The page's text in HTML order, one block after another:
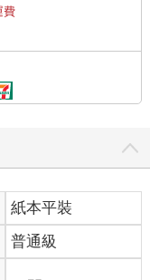
在職業生涯結束之前
。儘管一直逆時代的
在他主持修建的近五
然屹立，這個數字稍
已完成和未實際建造
設計的獨門獨戶家庭
避開設計家居這種盈
個農莊，位於麥迪森
及羅德島居住過一段
時候，搬到了麥迪
作，在那裡，他曾經
費
紙本平裝
普通級